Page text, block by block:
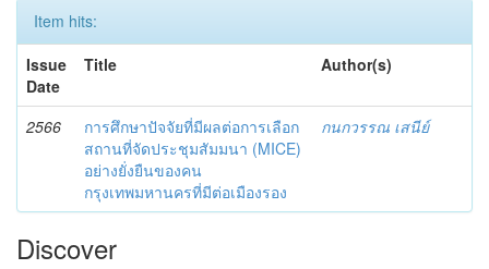
Item hits:
Issue
Date
Title Author(s)
2566
การศึกษาปัจจัยที่มีผลต่อการเลือก
สถานที่จัดประชุมสัมมนา (MICE)
อย่างยั่งยืนของคน
กรุงเทพมหานครที่มีต่อเมืองรอง
กนกวรรณ เสนีย์
Discover